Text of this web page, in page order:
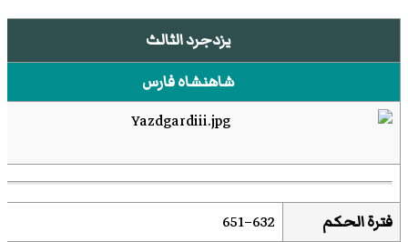
يزدجرد الثالث
شاهنشاه فارس
فترة الحكم 632–651